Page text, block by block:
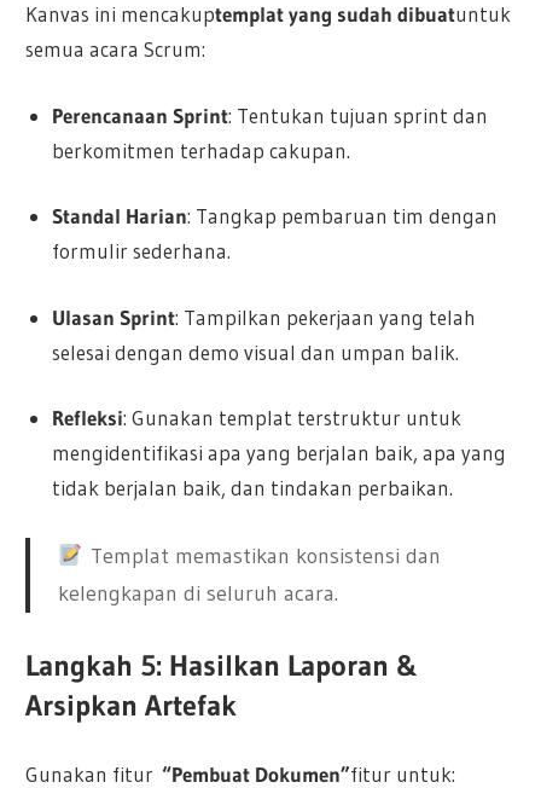
Kanvas ini mencakuptemplat yang sudah dibuatuntuk
semua acara Scrum:
Perencanaan Sprint: Tentukan tujuan sprint dan
berkomitmen terhadap cakupan.
Standal Harian: Tangkap pembaruan tim dengan
formulir sederhana.
Ulasan Sprint: Tampilkan pekerjaan yang telah
selesai dengan demo visual dan umpan balik.
Refleksi: Gunakan templat terstruktur untuk
mengidentifikasi apa yang berjalan baik, apa yang
tidak berjalan baik, dan tindakan perbaikan.
Templat memastikan konsistensi dan
kelengkapan di seluruh acara.
Langkah 5: Hasilkan Laporan &
Arsipkan Artefak
Gunakan fitur“Pembuat Dokumen”fitur untuk: